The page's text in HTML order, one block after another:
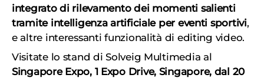
integrato di rilevamento dei momenti salienti
tramite intelligenza artificiale per eventi sportivi,
e altre interessanti funzionalità di editing video.
Visitate lo stand di Solveig Multimedia al
Singapore Expo, 1 Expo Drive, Singapore, dal 20